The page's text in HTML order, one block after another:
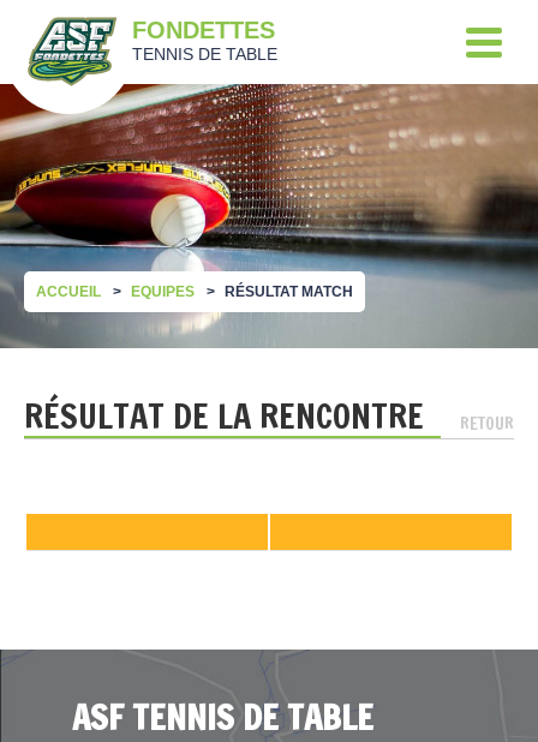
FONDETTES
TENNIS DE TABLE
ACCUEIL EQUIPES RÉSULTAT MATCH
RÉSULTAT DE LA RENCONTRE RETOUR
ASF TENNIS DE TABLE